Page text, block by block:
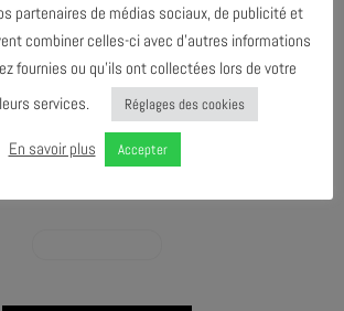
UEO
VOIR L'AGENDA
partenaires de médias sociaux, de publicité et
combiner celles-ci avec d’autres informations
fournies ou qu’ils ont collectées lors de votre
services.
Réglages des cookies
En savoir plus Accepter